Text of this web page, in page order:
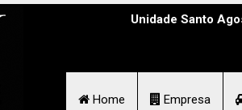
Unidade Santo
Home Empresa